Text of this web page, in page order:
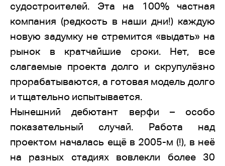
судостроителей. Эта на 100% частная
компания (редкость в наши дни!) каждую
новую задумку не стремится «выдать» на
рынок в кратчайшие сроки. Нет, все
слагаемые проекта долго и скрупулёзно
прорабатываются, а готовая модель долго
и тщательно испытывается.
Нынешний дебютант верфи – особо
показательный случай. Работа над
проектом началась ещё в 2005-м (!), в неё
на разных стадиях вовлекли более 30